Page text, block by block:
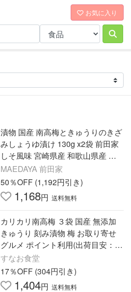
お気に入り
漬物 国産 南高梅ときゅうりのきざ
みしょうゆ漬け 130g x2袋 前田家
しそ風味 宮崎県産 和歌山県産 カ
リカリ梅 梅っこきゅうり
MAEDAYA 前田家
50％OFF (1,192円引き)
1,168円 送料無料
カリカリ南高梅 ３袋 国産 無添加
きゅうり 刻み漬物 梅 お取り寄せ
グルメ ポイント利用(出荷目安：
3〜5日間)
すなお食堂
17％OFF (304円引き)
1,404円 送料無料